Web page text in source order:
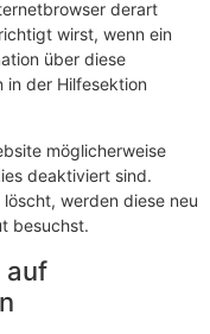
derart
wirst, wenn ein
über diese
in der Hilfesektion
möglicherweise
deaktiviert sind.
werden diese neu
besuchst.
auf